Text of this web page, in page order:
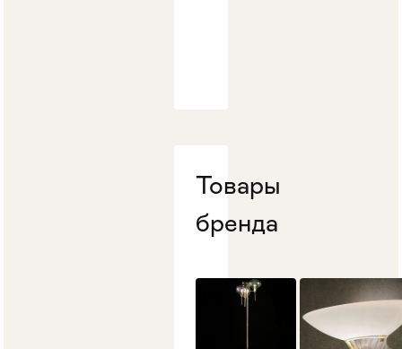
Товары
бренда